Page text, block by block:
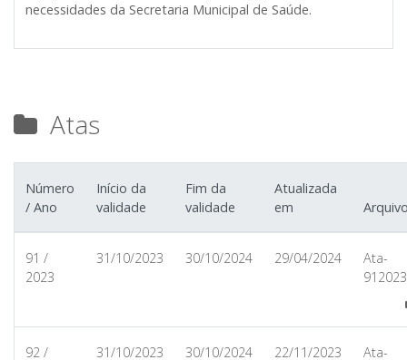
necessidades da Secretaria Municipal de Saúde.
Atas
Número
/ Ano
Início da
validade
Fim da
validade
Atualizada
em
91 /
2023
31/10/2023 30/10/2024 29/04/2024
Ata-
92 /
31/10/2023 30/10/2024 22/11/2023
Ata-